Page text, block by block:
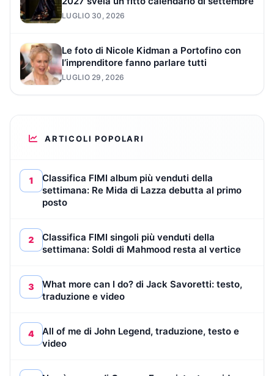
LUGLIO 30, 2026
Le foto di Nicole Kidman a Portofino con
l’imprenditore fanno parlare tutti
LUGLIO 29, 2026
ARTICOLI POPOLARI
1
Classifica FIMI album più venduti della
settimana: Re Mida di Lazza debutta al primo
posto
2
Classifica FIMI singoli più venduti della
settimana: Soldi di Mahmood resta al vertice
3
What more can I do? di Jack Savoretti: testo,
traduzione e video
4
All of me di John Legend, traduzione, testo e
video